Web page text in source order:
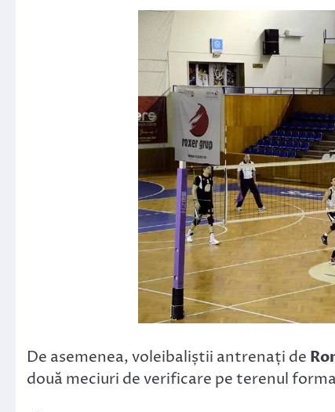
De asemenea, voleibaliștii antrenați de
două meciuri de verificare pe terenul